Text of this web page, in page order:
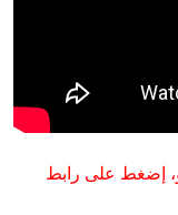
السفن
العام الجديد
في إيران؟
الجفاف: هذه هي
إضغط على رابط